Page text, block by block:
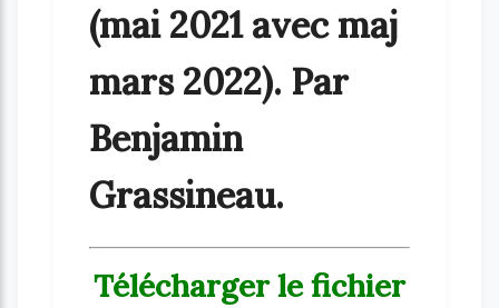
(mai 2021 avec maj
mars 2022). Par
Benjamin
Grassineau.
Télécharger le fichier